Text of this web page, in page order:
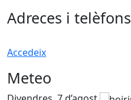
Adreces i telèfons
Accedeix
Meteo